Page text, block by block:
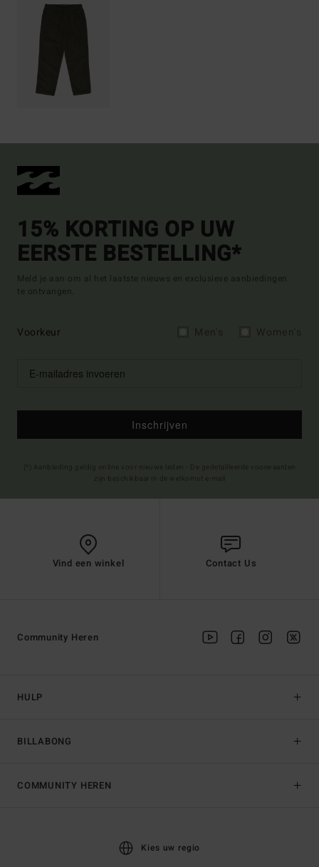
15% KORTING OP UW
EERSTE BESTELLING*
Meld je aan om al het laatste nieuws en exclusieve aanbiedingen
te ontvangen.
Voorkeur
Inschrijven
Vind een winkel Contact Us
HULP
BILLABONG
Community Heren
COMMUNITY HEREN
Kies uw regio